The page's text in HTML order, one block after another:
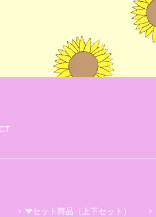
❤セット商品（上下セット）